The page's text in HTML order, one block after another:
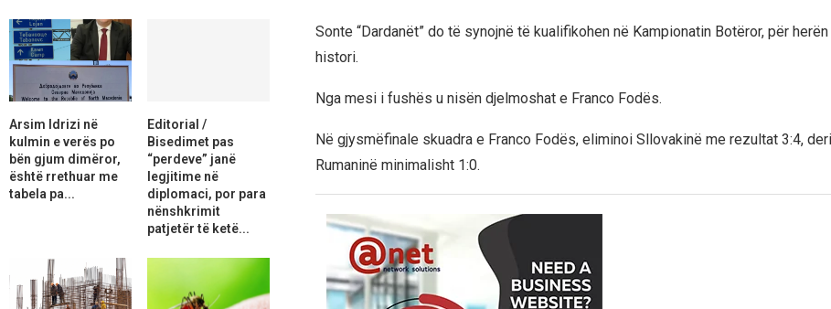
Sonte “Dardanët” do të synojnë të kualifikohen në Kampionatin Botëror, për
histori.
Nga mesi i fushës u nisën djelmoshat e Franco Fodës.
Në gjysmëfinale skuadra e Franco Fodës, eliminoi Sllovakinë me rezultat 3:4,
Rumaninë minimalisht 1:0.
Arsim Idrizi në
kulmin e verës po
bën gjum dimëror,
është rrethuar me
tabela pa...
Editorial /
Bisedimet pas
“perdeve” janë
legjitime në
diplomaci, por para
nënshkrimit
patjetër të ketë...